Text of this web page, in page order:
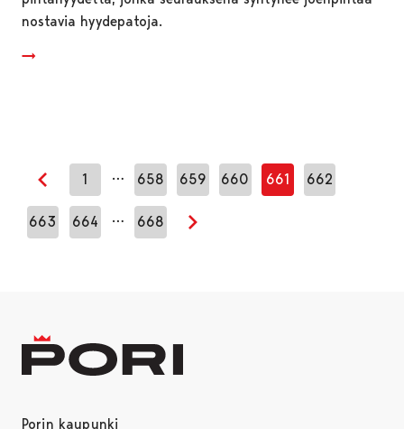
nostavia hyydepatoja.
Edellinen sivu
1 … 658 659 660 661 662
663 664 … 668
Seuraava sivu
Porin kaupunki